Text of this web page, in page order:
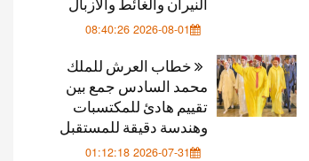
2026-08-01 08:40:26
خطاب العرش للملك
محمد السادس جمع بين
تقييم هادئ للمكتسبات
وهندسة دقيقة للمستقبل
2026-07-31 01:12:18